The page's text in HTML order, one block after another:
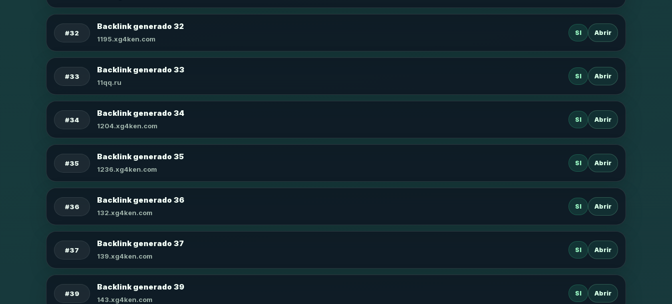
#32
Backlink generado 32
1195.xg4ken.com
SI Abrir
#33
Backlink generado 33
11qq.ru
SI Abrir
#34
Backlink generado 34
1204.xg4ken.com
SI Abrir
#35
Backlink generado 35
1236.xg4ken.com
SI Abrir
#36
Backlink generado 36
132.xg4ken.com
SI Abrir
#37
Backlink generado 37
139.xg4ken.com
SI Abrir
#39
Backlink generado 39
143.xg4ken.com
SI Abrir